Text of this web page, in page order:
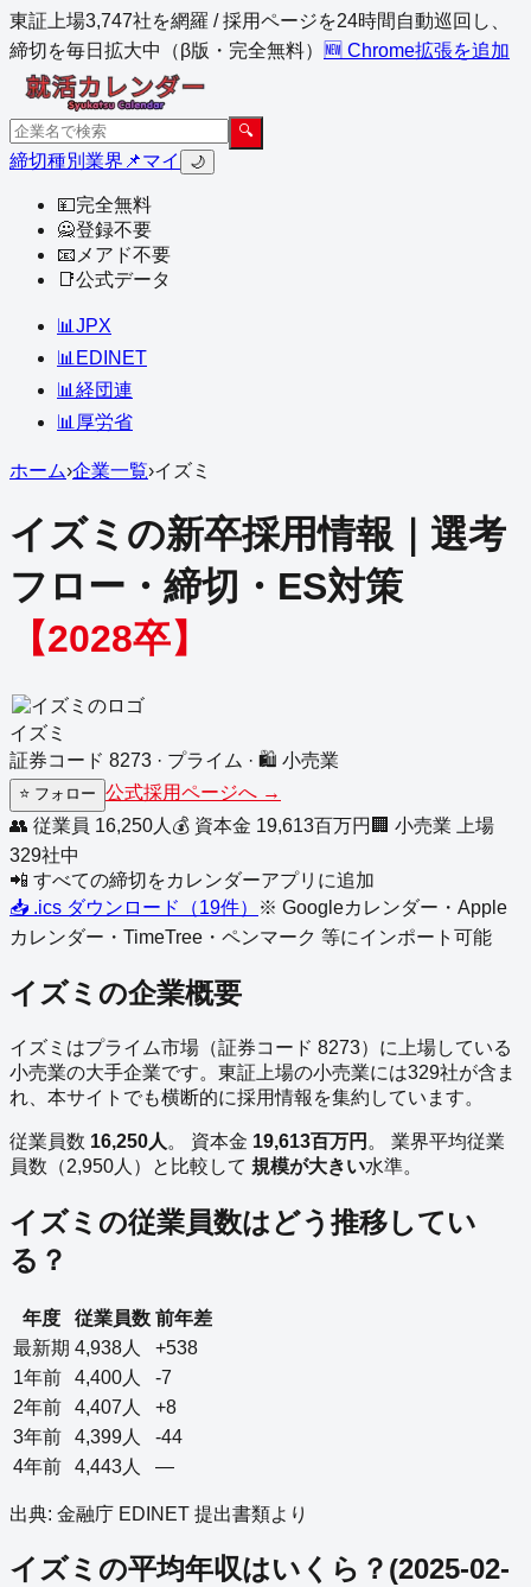
東証上場3,747社を網羅 / 採用ページを24時間自動巡回し、
締切を毎日拡大中（β版・完全無料）
🆕 Chrome拡張を追加
🔍
締切種別 業界 📌マイ 🌙
💴完全無料
🙅登録不要
📧 メアド不要
📑公式データ
📊 JPX
📊 EDINET
📊 経団連
📊 厚労省
ホーム›企業一覧›イズミ
イズミ の新卒採用情報｜選考
フロー・締切・ES対策
【2028卒】
イズミ
証券コード 8273 · プライム · 🛍️ 小売業
⭐ フォロー 公式採用ページへ →
👥 従業員 16,250人 💰 資本金 19,613百万円 🏢 小売業 上場
329社中
📲 すべての締切をカレンダーアプリに追加
📥 .ics ダウンロード（19件）
※ Googleカレンダー・Apple
カレンダー・TimeTree・ペンマーク 等にインポート可能
イズミ の企業概要
イズミ はプライム市場（証券コード 8273）に上場している
小売業の大手企業です。 東証上場の小売業には329社が含ま
れ、本サイトでも横断的に採用情報を集約しています。
従業員数 16,250人 。 資本金 19,613百万円 。
業界平均従業
員数（2,950人）と比較して 規模が大きい水準。
イズミ の従業員数はどう推移してい
る？
年度 従業員数 前年差
最新期 4,938人
+538
1年前
4,400人
-7
2年前
4,407 人
+8
3年前
4,399人
-44
4年前
4,443人 —
出典: 金融庁 EDINET 提出書類より
イズミ の平均年収はいくら？ (2025-02-